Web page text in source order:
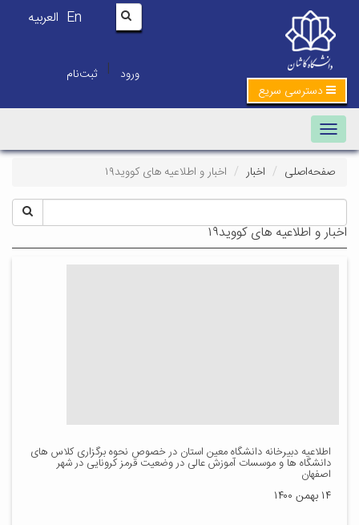
En العربیه
ورود | ثبت‌نام
دسترسی سریع
Toggle navigation
صفحه‌اصلی اخبار اخبار و اطلاعیه های کووید۱۹
اخبار و اطلاعیه های کووید۱۹
اطلاعیه دبیرخانه دانشگاه معین استان در خصوص نحوه برگزاری کلاس های
دانشگاه ها و موسسات آموزش عالی در وضعیت قرمز کرونایی در شهر
اصفهان
۱۴ بهمن ۱۴۰۰